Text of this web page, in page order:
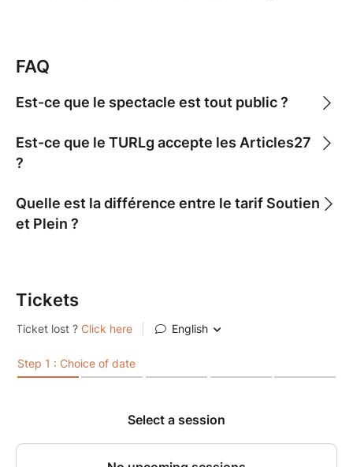
FAQ
Est-ce que le spectacle est tout public ?
Est-ce que le TURLg accepte les Articles27
?
Quelle est la différence entre le tarif Soutien
et Plein ?
Tickets